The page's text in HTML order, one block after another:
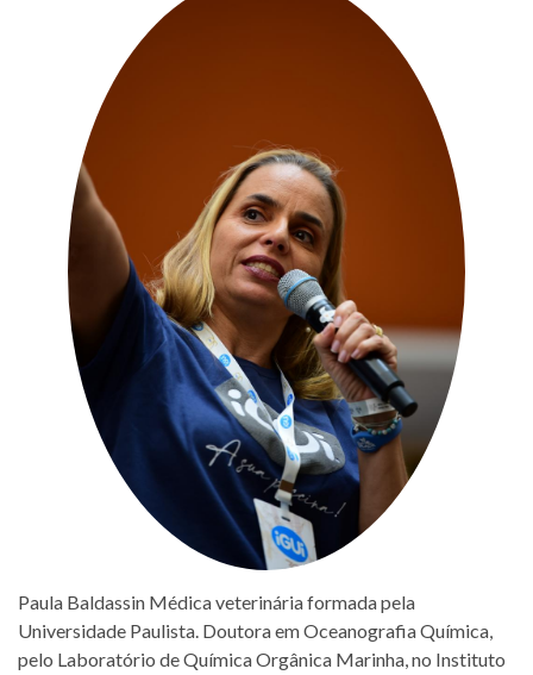
Paula Baldassin Médica veterinária formada pela
Universidade Paulista. Doutora em Oceanografia Química,
pelo Laboratório de Química Orgânica Marinha, no Instituto